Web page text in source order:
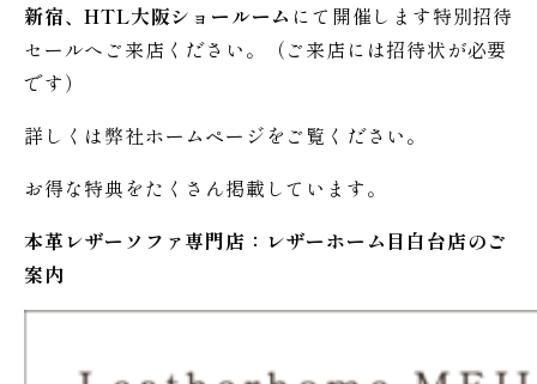
新宿、HTL大阪ショールーム にて開催します特別招待
セールへご来店ください。（ご来店には招待状が必要
です）
詳しくは弊社ホームページをご覧ください。
お得な特典をたくさん掲載しています。
本革レザーソファ専門店：レザーホーム 目白台店のご
案内